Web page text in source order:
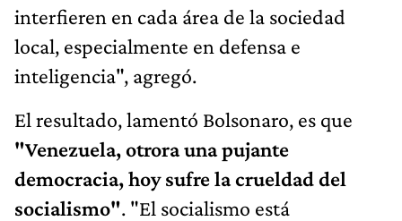
interfieren en cada área de la sociedad
local, especialmente en defensa e
inteligencia", agregó.
El resultado, lamentó Bolsonaro, es que
"Venezuela, otrora una pujante
democracia, hoy sufre la crueldad del
socialismo". "El socialismo está